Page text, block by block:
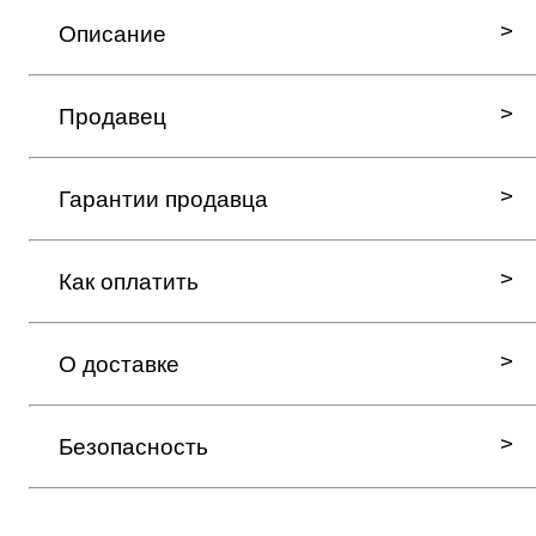
Описание
Продавец
Гарантии продавца
Как оплатить
О доставке
Безопасность